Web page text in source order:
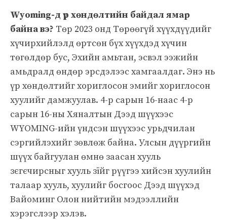
Wyoming-д үр хөндөлтийн байдал ямар
байна вэ? Төр 2023 онд Төрөөгүй хүүхдүүдийг
хүчирхийлэлд өртсөн бүх хүүхдэд хүчин
төгөлдөр бус, Эхийн амьтан, эсвэл ээжийн
амьдралд өндөр эрсдэлээс хамгаалдаг. Энэ нь
үр хөндөлтийг хориглосон эмийг хориглосон
хуулийг дамжуулав. 4-р сарын 16-наас 4-р
сарын 16-ны Хяналтын Дээд шүүхээс
WYOMING-ийн үндсэн шүүхээс урьдчилан
сэргийлэхийг зөвлөж байна. Улсын дүүргийн
шүүх байгуулан өмнө заасан хууль
зєгєчирсныг хууль зїйг рүүгээ хийсэн хуулийн
талаар хууль, хуулийг босгоос Дээд шүүхэд
Вайоминг Олон нийтийн мэдээллийн
хэрэгслээр хэлэв.